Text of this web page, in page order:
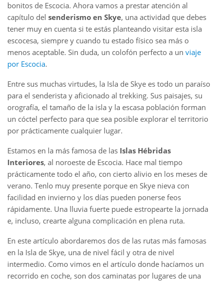
bonitos de Escocia. Ahora vamos a prestar atención al
capítulo del senderismo en Skye, una actividad que debes
tener muy en cuenta si te estás planteando visitar esta isla
escocesa, siempre y cuando tu estado físico sea más o
menos aceptable. Sin duda, un colofón perfecto a un viaje
por Escocia.
Entre sus muchas virtudes, la Isla de Skye es todo un paraíso
para el senderista y aficionado al trekking. Sus paisajes, su
orografía, el tamaño de la isla y la escasa población forman
un cóctel perfecto para que sea posible explorar el territorio
por prácticamente cualquier lugar.
Estamos en la más famosa de las Islas Hébridas
Interiores, al noroeste de Escocia. Hace mal tiempo
prácticamente todo el año, con cierto alivio en los meses de
verano. Tenlo muy presente porque en Skye nieva con
facilidad en invierno y los días pueden ponerse feos
rápidamente. Una lluvia fuerte puede estropearte la jornada
e, incluso, crearte alguna complicación en plena ruta.
En este artículo abordaremos dos de las rutas más famosas
en la Isla de Skye, una de nivel fácil y otra de nivel
intermedio. Como vimos en el artículo donde hacíamos un
recorrido en coche, son dos caminatas por lugares de una